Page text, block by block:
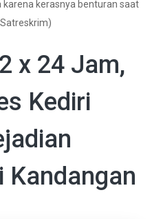
karena kerasnya benturan saat
x 24 Jam,
Kediri
Kandangan